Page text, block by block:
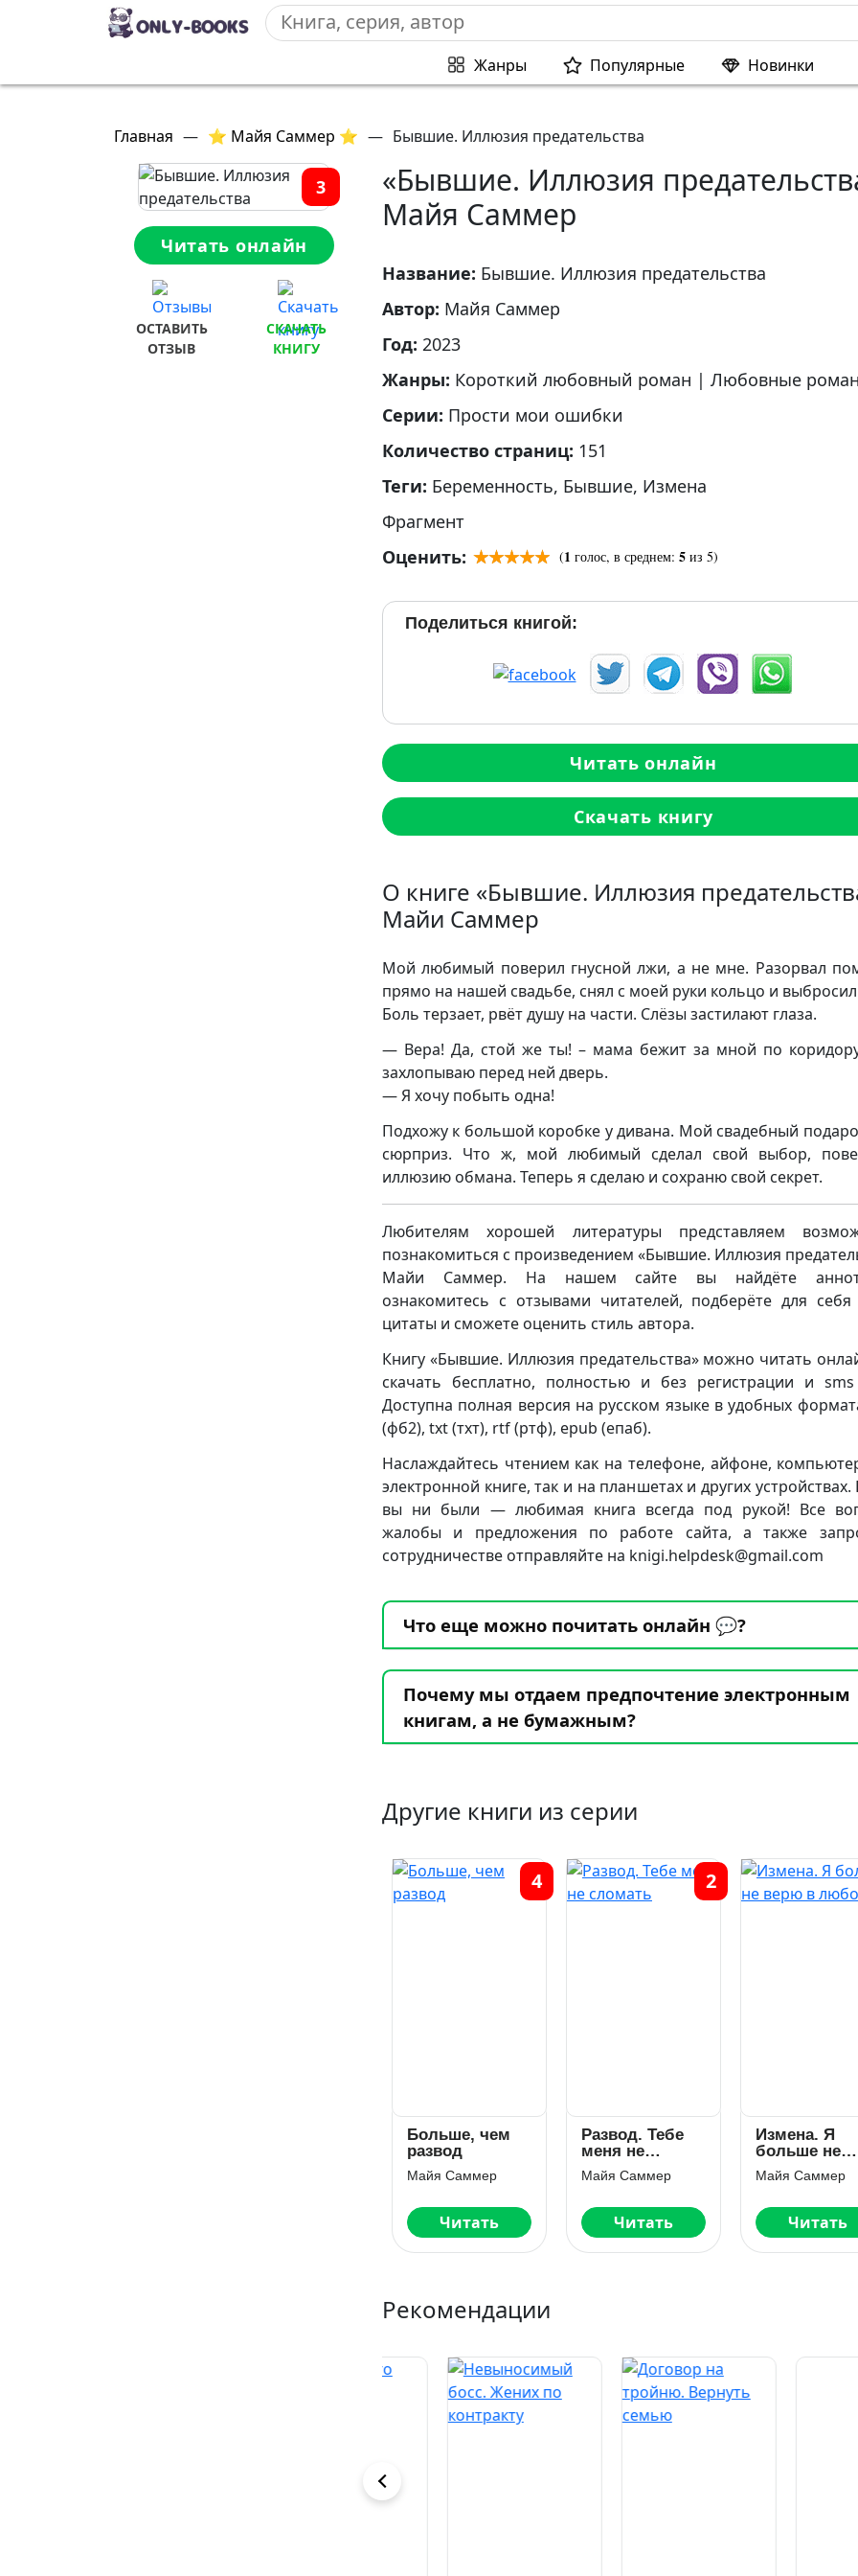
Жанры Популярные Новинки
Главная — ⭐ Майя Саммер ⭐ — Бывшие. Иллюзия предательства
3
Читать онлайн
ОСТАВИТЬ
ОТЗЫВ
СКАЧАТЬ
КНИГУ
«Бывшие. Иллюзия
Майя Саммер
Название: Бывшие. Иллюзия предательства
Автор: Майя Саммер
Год: 2023
Жанры: Короткий любовный роман | Любовные
Серии: Прости мои ошибки
Количество страниц: 151
Теги: Беременность, Бывшие, Измена
Фрагмент
Оценить:
(1 голос, в среднем: 5 из 5)
Поделиться книгой:
Читать онлайн
Скачать книгу
О книге «Бывшие. Иллюзия
Майи Саммер
Мой любимый поверил гнусной лжи, а не мне. Разорвал
прямо на нашей свадьбе, снял с моей руки кольцо и
Боль терзает, рвёт душу на части. Слёзы застилают глаза.
— Вера! Да, стой же ты! – мама бежит за мной по
захлопываю перед ней дверь.
— Я хочу побыть одна!
Подхожу к большой коробке у дивана. Мой свадебный
сюрприз. Что ж, мой любимый сделал свой выбор,
иллюзию обмана. Теперь я сделаю и сохраню свой секрет.
Любителям хорошей литературы представляем
познакомиться с произведением «Бывшие. Иллюзия
Майи Саммер. На нашем сайте вы найдёте
ознакомитесь с отзывами читателей, подберёте для себя
цитаты и сможете оценить стиль автора.
Книгу «Бывшие. Иллюзия предательства» можно читать
скачать бесплатно, полностью и без регистрации и
Доступна полная версия на русском языке в удобных
(фб2), txt (тхт), rtf (ртф), epub (епаб).
Наслаждайтесь чтением как на телефоне, айфоне,
электронной книге, так и на планшетах и других устройствах.
вы ни были — любимая книга всегда под рукой! Все
жалобы и предложения по работе сайта, а также
сотрудничестве отправляйте на knigi.helpdesk@gmail.com
Что еще можно почитать онлайн 💬?
Почему мы отдаем предпочтение электронным
книгам, а не бумажным?
Другие книги из серии
Больше, чем
развод
Майя Саммер
Читать
4
Развод. Тебе
меня не
сломать
Майя Саммер
Читать
2
Измена. Я
больше не
верю в
любовь
Майя Саммер
Читать
Рекомендации